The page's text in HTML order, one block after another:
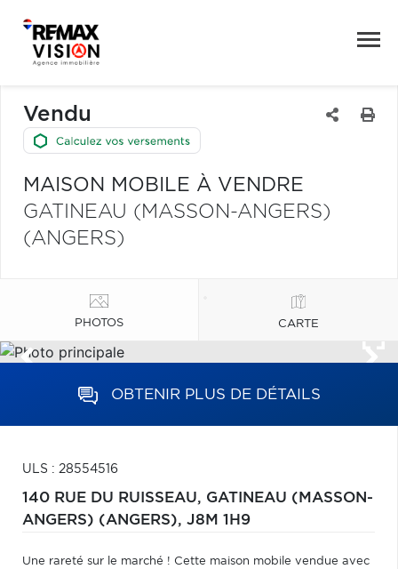
Vendu
MAISON MOBILE À VENDRE
GATINEAU (MASSON-ANGERS)
(ANGERS)
PHOTOS CARTE
OBTENIR PLUS DE DÉTAILS
ULS : 28554516
140 RUE DU RUISSEAU, GATINEAU (MASSON-
ANGERS) (ANGERS), J8M 1H9
Une rareté sur le marché ! Cette maison mobile vendue avec